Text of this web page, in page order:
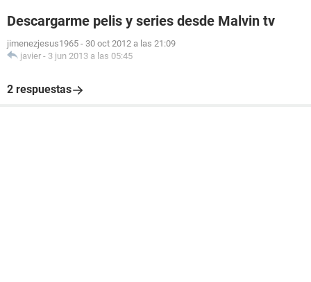
Descargarme pelis y series desde Malvin tv
jimenezjesus1965 - 30 oct 2012 a las 21:09
javier - 3 jun 2013 a las 05:45
2 respuestas